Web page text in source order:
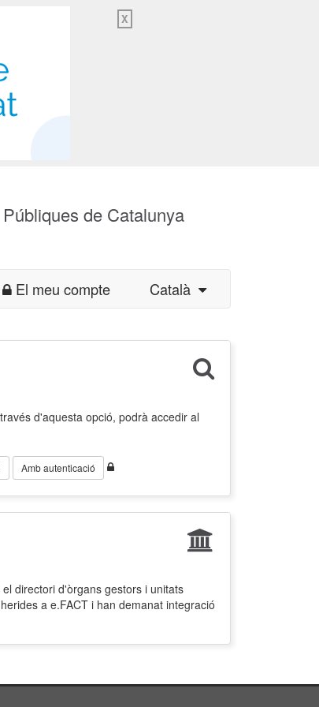
X
de Catalunya
El meu compte Català
d'aquesta opció, podrà accedir al
Amb autenticació
directori d'òrgans gestors i unitats
a e.FACT i han demanat integració